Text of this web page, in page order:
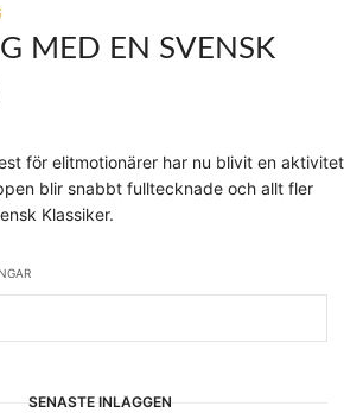
MED EN SVENSK
för elitmotionärer har nu blivit en aktivitet
blir snabbt fulltecknade och allt fler
Klassiker.
SENASTE INLÄGGEN